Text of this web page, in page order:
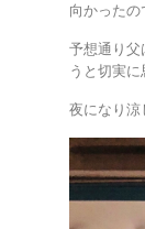
向かったの
予想通り父
うと切実に
夜になり涼